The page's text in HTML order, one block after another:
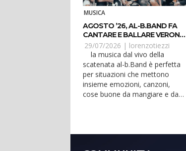
MUSICA
AGOSTO ’26, AL-B.BAND FA
CANTARE E BALLARE VERONA
E JESOLO
29/07/2026 | lorenzotiezzi
scatenata al-b.Band è perfetta
per situazioni che mettono
insieme emozioni, canzoni,
cose buone da mangiare e da